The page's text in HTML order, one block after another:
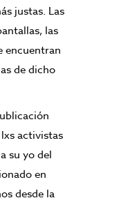
justas. Las
las
encuentran
de dicho
activistas
su yo del
en
desde la